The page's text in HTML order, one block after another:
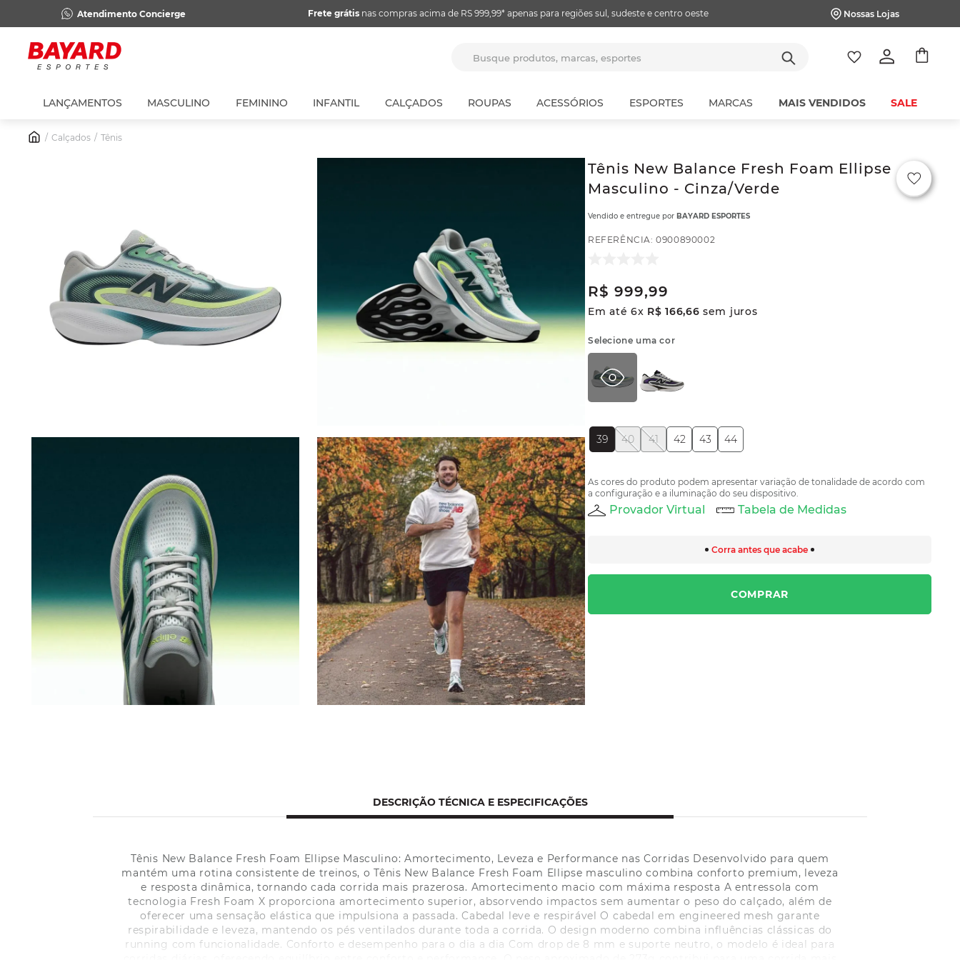
Atendimento Concierge Frete grátisnas compras acima de RS 999,99* apenas para regiões sul, sudeste e centro oeste Nossas Lojas
LANÇAMENTOS MASCULINO FEMININO INFANTIL CALÇADOS ROUPAS ACESSÓRIOS ESPORTES MARCAS MAIS VENDIDOS SALE
Calçados Tênis
Tênis New Balance Fresh Foam Ellipse
Masculino - Cinza/Verde
Vendido e entregue por BAYARD ESPORTES
REFERÊNCIA:0900890002
R$ 999,99
Em até 6x R$ 166,66 sem juros
Selecione uma cor
39 40 41 42 43 44
As cores do produto podem apresentar variação de tonalidade de acordo com
a configuração e a iluminação do seu dispositivo.
Provador Virtual Tabela de Medidas
Corra antes que acabe
COMPRAR
DESCRIÇÃO TÉCNICA E ESPECIFICAÇÕES
Tênis New Balance Fresh Foam Ellipse Masculino: Amortecimento, Leveza e Performance nas Corridas Desenvolvido para quem
mantém uma rotina consistente de treinos, o Tênis New Balance Fresh Foam Ellipse masculino combina conforto premium, leveza
e resposta dinâmica, tornando cada corrida mais prazerosa. Amortecimento macio com máxima resposta A entressola com
tecnologia Fresh Foam X proporciona amortecimento superior, absorvendo impactos sem aumentar o peso do calçado, além de
oferecer uma sensação elástica que impulsiona a passada. Cabedal leve e respirável O cabedal em engineered mesh garante
respirabilidade e leveza, mantendo os pés ventilados durante toda a corrida. O design moderno combina influências clássicas do
running com funcionalidade. Conforto e desempenho para o dia a dia Com drop de 8 mm e suporte neutro, o modelo é ideal para